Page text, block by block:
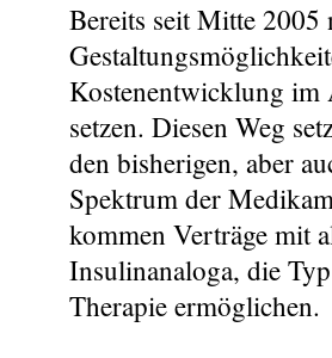
Bereits seit Mitte 2005
Kostenentwicklung im
setzen. Diesen Weg
den bisherigen, aber
Spektrum der
kommen Verträge mit
Insulinanaloga, die
Therapie ermöglichen.